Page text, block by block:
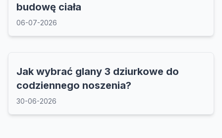
budowę ciała
06-07-2026
Jak wybrać glany 3 dziurkowe do
codziennego noszenia?
30-06-2026